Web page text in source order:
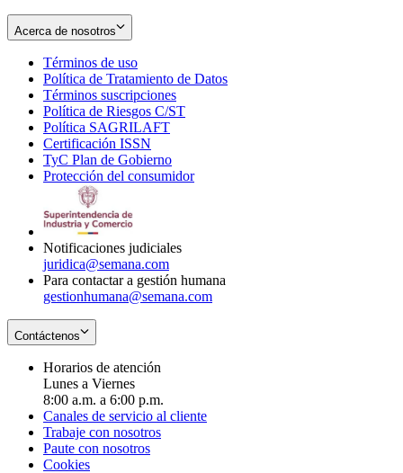
Acerca de nosotros
Términos de uso
in
new
window
Política de Tratamiento de Datos
Términos suscripciones
in
Política de Riesgos C/ST
Política SAGRILAFT
new
window
Certificación ISSN
in
new
TyC Plan de Gobierno
in
Protección del consumidorOpens
Notificaciones judiciales
juridica@semana.com
Para contactar a gestión humana
gestionhumana@semana.com
Contáctenos
Horarios de atención
Lunes a Viernes
8:00 a.m. a 6:00 p.m.
Canales de servicio al cliente
Trabaje con nosotros
Paute con nosotros
Cookies